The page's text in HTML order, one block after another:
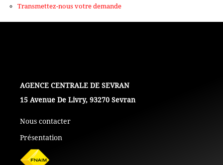
NOTRE AGENCE
Transmettez-nous votre demande
L'AGENCE
15 Avenue De Livry, 93270 Sevran
Nous contacter
Présentation